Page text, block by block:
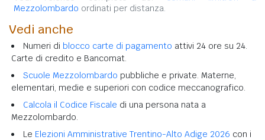
Mezzolombardo ordinati per distanza.
Vedi anche
Numeri di blocco carte di pagamento attivi 24 ore su 24.
Carte di credito e Bancomat.
Scuole Mezzolombardo pubbliche e private. Materne,
elementari, medie e superiori con codice meccanografico.
Calcola il Codice Fiscale di una persona nata a
Mezzolombardo.
Le Elezioni Amministrative Trentino-Alto Adige 2026 con i